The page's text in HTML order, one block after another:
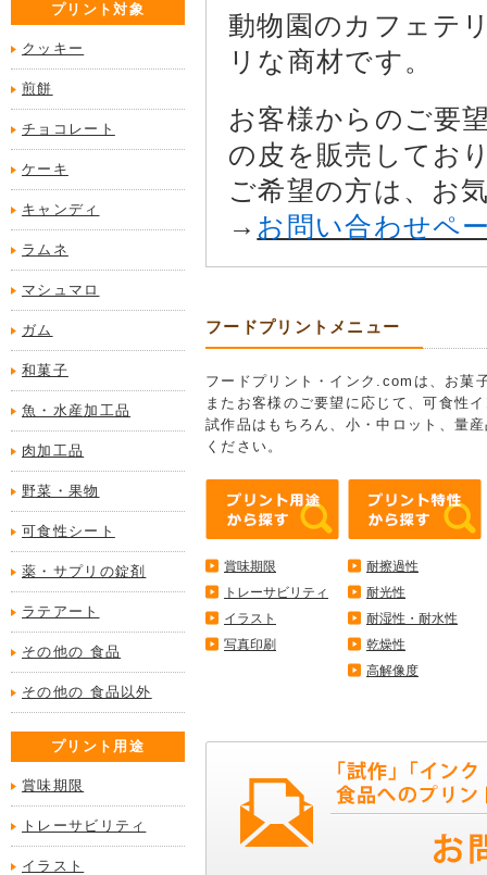
プリント対象
クッキー
煎餅
チョコレート
ケーキ
キャンディ
ラムネ
マシュマロ
ガム
和菓子
魚・水産加工品
肉加工品
野菜・果物
可食性シート
薬・サプリの錠剤
ラテアート
その他の 食品
その他の 食品以外
プリント用途
賞味期限
トレーサビリティ
イラスト
動物園のカフェテ
リな商材です。
お客様からのご要
の皮を販売してお
ご希望の方は、お
→ お問い合わせペ
フードプリントメニュー
フードプリント・インク.comは、お菓
またお客様のご要望に応じて、可食性
試作品はもちろん、小・中ロット、量
ください。
賞味期限
トレーサビリティ
イラスト
写真印刷
耐擦過性
耐光性
耐湿性・耐水性
乾燥性
高解像度